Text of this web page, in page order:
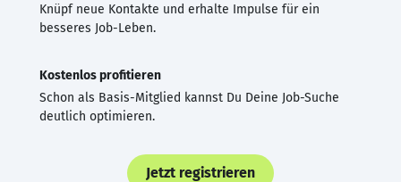
Knüpf neue Kontakte und erhalte Impulse für ein
besseres Job-Leben.
Kostenlos profitieren
Schon als Basis-Mitglied kannst Du Deine Job-Suche
deutlich optimieren.
Jetzt registrieren